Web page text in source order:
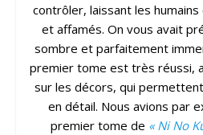
contrôler, laissant les humains
et affamés. On vous avait
sombre et parfaitement
premier tome est très réussi,
sur les décors, qui
en détail. Nous avions par
premier tome de « Ni No